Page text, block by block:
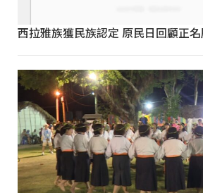
西拉雅族獲民族認定 原民日回顧正